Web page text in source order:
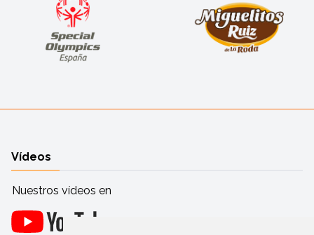
Vídeos
Nuestros vídeos en